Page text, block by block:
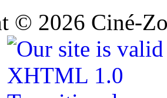
© 2026 Ciné-